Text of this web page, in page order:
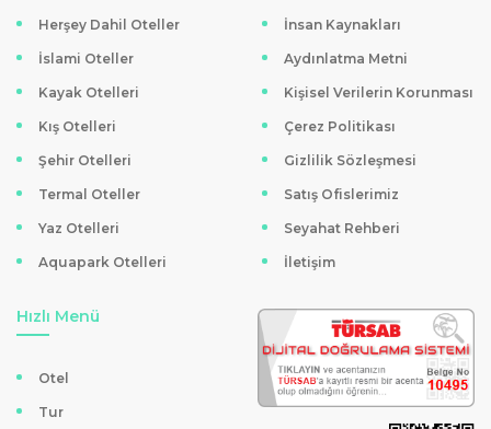
Herşey Dahil Oteller
İslami Oteller
Kayak Otelleri
Kış Otelleri
Şehir Otelleri
Termal Oteller
Yaz Otelleri
Aquapark Otelleri
İnsan Kaynakları
Aydınlatma Metni
Kişisel Verilerin Korunması
Çerez Politikası
Gizlilik Sözleşmesi
Satış Ofislerimiz
Seyahat Rehberi
İletişim
Hızlı Menü
Otel
Tur